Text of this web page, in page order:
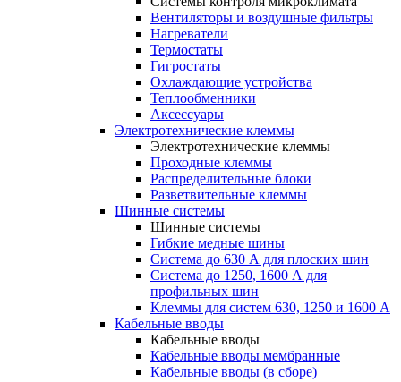
Вентиляторы и воздушные фильтры
Нагреватели
Термостаты
Гигростаты
Охлаждающие устройства
Теплообменники
Аксессуары
Электротехнические клеммы
Электротехнические клеммы
Проходные клеммы
Распределительные блоки
Разветвительные клеммы
Шинные системы
Шинные системы
Гибкие медные шины
Система до 630 А для плоских шин
Система до 1250, 1600 А для
профильных шин
Клеммы для систем 630, 1250 и 1600 А
Кабельные вводы
Кабельные вводы
Кабельные вводы мембранные
Кабельные вводы (в сборе)